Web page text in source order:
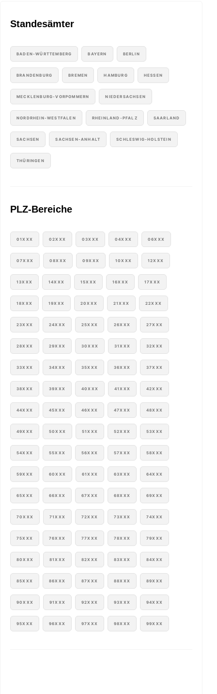
Standesämter
BADEN-WÜRTTEMBERG BAYERN BERLIN
BRANDENBURG BREMEN HAMBURG HESSEN
MECKLENBURG-VORPOMMERN NIEDERSACHSEN
NORDRHEIN-WESTFALEN RHEINLAND-PFALZ SAARLAND
SACHSEN SACHSEN-ANHALT SCHLESWIG-HOLSTEIN
THÜRINGEN
PLZ-Bereiche
01XXX 02XXX 03XXX 04XXX 06XXX
07XXX 08XXX 09XXX 10XXX 12XXX
13XXX 14XXX 15XXX 16XXX 17XXX
18XXX 19XXX 20XXX 21XXX 22XXX
23XXX 24XXX 25XXX 26XXX 27XXX
28XXX 29XXX 30XXX 31XXX 32XXX
33XXX 34XXX 35XXX 36XXX 37XXX
38XXX 39XXX 40XXX 41XXX 42XXX
44XXX 45XXX 46XXX 47XXX 48XXX
49XXX 50XXX 51XXX 52XXX 53XXX
54XXX 55XXX 56XXX 57XXX 58XXX
59XXX 60XXX 61XXX 63XXX 64XXX
65XXX 66XXX 67XXX 68XXX 69XXX
70XXX 71XXX 72XXX 73XXX 74XXX
75XXX 76XXX 77XXX 78XXX 79XXX
80XXX 81XXX 82XXX 83XXX 84XXX
85XXX 86XXX 87XXX 88XXX 89XXX
90XXX 91XXX 92XXX 93XXX 94XXX
95XXX 96XXX 97XXX 98XXX 99XXX